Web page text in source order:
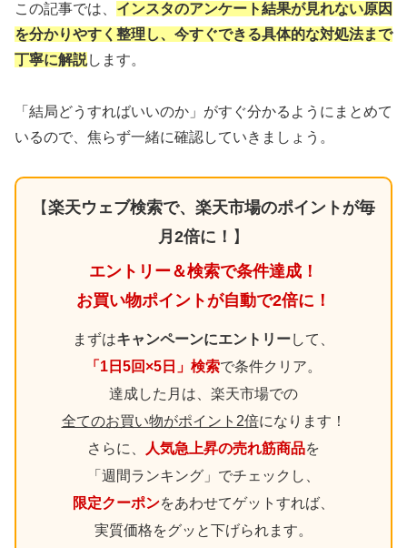
この記事では、 インスタのアンケート結果が見れない原因
を分かりやすく整理し、今すぐできる具体的な対処法まで
丁寧に解説します。
「結局どうすればいいのか」がすぐ分かるようにまとめて
いるので、焦らず一緒に確認していきましょう。
【楽天ウェブ検索で、楽天市場のポイントが毎
月2倍に！ 】
エントリー＆検索で条件達成！
お買い物ポイントが自動で2倍に！
まずはキャンペーンにエントリーして、
「1日5回×5日」検索で条件クリア。
達成した月は、楽天市場での
全てのお買い物がポイント2倍になります！
さらに、
人気急上昇の売れ筋商品を
「週間ランキング」でチェックし、
限定クーポンをあわせてゲットすれば、
実質価格をグッと下げられます。